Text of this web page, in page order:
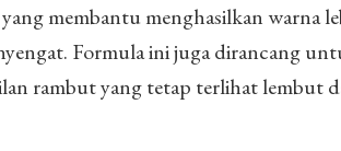
membantu menghasilkan warna
Formula ini juga dirancang
rambut yang tetap terlihat lembut